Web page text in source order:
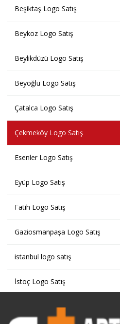
Beşiktaş Logo Satış
Beykoz Logo Satış
Beylikdüzü Logo Satış
Beyoğlu Logo Satış
Çatalca Logo Satış
Çekmeköy Logo Satış
Esenler Logo Satış
Eyüp Logo Satış
Fatih Logo Satış
Gaziosmanpaşa Logo Satış
istanbul logo satış
İstoç Logo Satış
Kağıthane Logo Satış